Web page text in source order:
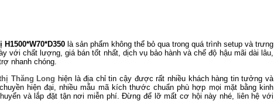
H1500*W70*D350 là sản phẩm không thể bỏ qua trong quá trình setup và trưng
với chất lượng, giá bán tốt nhất, dịch vụ bảo hành và chế độ hậu mãi dài lâu,
nhanh chóng.
Thăng Long hiện là địa chỉ tin cậy được rất nhiều khách hàng tin tưởng và
hiện đại, nhiều mẫu mã kích thước chuẩn phù hợp mọi mặt bằng kinh
và lắp đặt tận nơi miễn phí.Đừng để lỡ mất cơ hội này nhé, liên hệ với